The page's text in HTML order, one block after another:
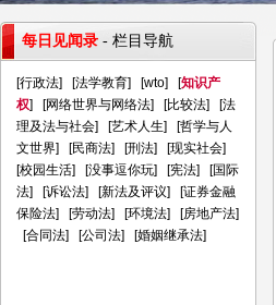
每日见闻录 - 栏目导航
[行政法] [法学教育] [wto] [知识产
权] [网络世界与网络法] [比较法] [法
理及法与社会] [艺术人生] [哲学与人
文世界] [民商法] [刑法] [现实社会]
[校园生活] [没事逗你玩] [宪法] [国际
法] [诉讼法] [新法及评议] [证券金融
保险法] [劳动法] [环境法] [房地产法]
[合同法] [公司法] [婚姻继承法]